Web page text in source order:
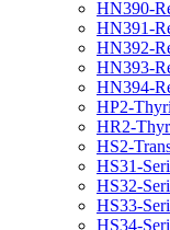
HN390-
HN391-
HN392-
HN393-
HN394-
HP2-
HR2-
HS2-
HS31-
HS32-
HS33-
HS34-